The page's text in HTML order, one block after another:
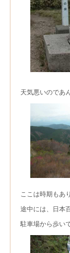
天気悪いのであ
ここは時期もあ
途中には、日本
駐車場から歩い